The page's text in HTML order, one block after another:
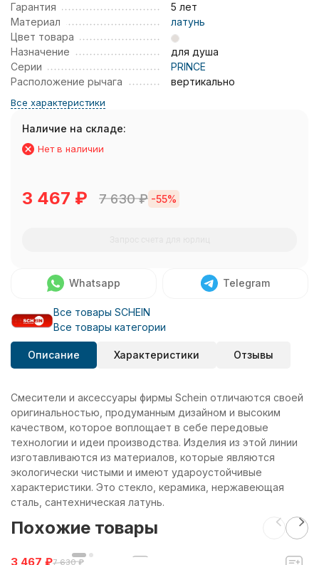
Гарантия
5 лет
Материал
латунь
Цвет товара
Назначение
для душа
Серии
PRINCE
Расположение рычага
вертикально
Все характеристики
Наличие на складе:
Нет в наличии
3 467 ₽ 7 630₽ -55%
Whatsapp Telegram
Все товары SCHEIN
Все товары категории
Описание Характеристики Отзывы
Смесители и аксессуары фирмы Schein отличаются своей
оригинальностью, продуманным дизайном и высоким
качеством, которое воплощает в себе передовые
технологии и идеи производства. Изделия из этой линии
изготавливаются из материалов, которые являются
экологически чистыми и имеют удароустойчивые
характеристики. Это стекло, керамика, нержавеющая
сталь, сантехническая латунь.
Похожие товары
3 467 ₽7 630 ₽